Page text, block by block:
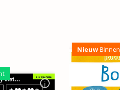
Nieuw Binnen